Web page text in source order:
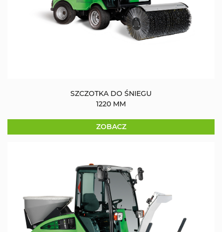
SZCZOTKA DO ŚNIEGU
1220 MM
ZOBACZ